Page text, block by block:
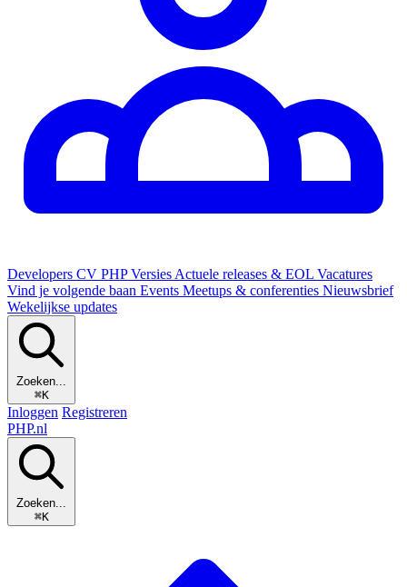
Developers CV PHP Versies Actuele releases & EOL Vacatures
Vind je volgende baan Events Meetups & conferenties Nieuwsbrief
Wekelijkse updates
Zoeken...
⌘K
Inloggen Registreren
PHP.nl
Zoeken...
⌘K